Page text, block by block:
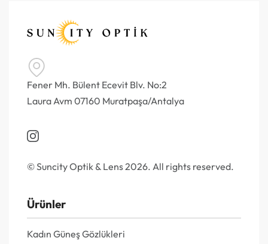
Fener Mh. Bülent Ecevit Blv. No:2
Laura Avm 07160 Muratpaşa/Antalya
© Suncity Optik & Lens 2026. All rights reserved.
Ürünler
Kadın Güneş Gözlükleri